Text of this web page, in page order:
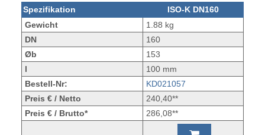
Spezifikation
ISO-K DN160
Gewicht
1.88 kg
DN
160
Øb
153
l
100 mm
Bestell-Nr:
KD021057
Preis € / Netto
240,40**
Preis € / Brutto*
286,08**